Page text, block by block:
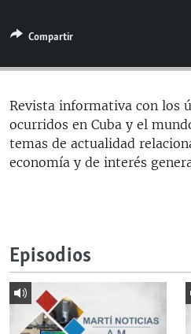
ESPECIALES
ESPECIALES
LA REALIDAD DE LA VIVIENDA
SER VIEJO EN CUBA
KENTU-CUBANO
MULTIMEDIA
EDITORIALES
SÍGUENOS
Compartir
Revista informativa con los
ocurridos en Cuba y el
temas de actualidad
economía y de interés
Episodios